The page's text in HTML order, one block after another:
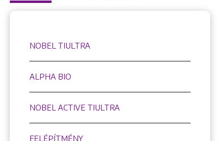
NOBEL TIULTRA
ALPHA BIO
NOBEL ACTIVE TIULTRA
FELÉPÍTMÉNY